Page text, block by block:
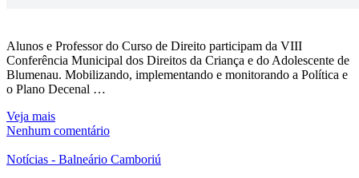
Alunos e Professor do Curso de Direito participam da VIII
Conferência Municipal dos Direitos da Criança e do Adolescente de
Blumenau. Mobilizando, implementando e monitorando a Política e
o Plano Decenal …
Veja mais
Nenhum comentário
Notícias - Balneário Camboriú